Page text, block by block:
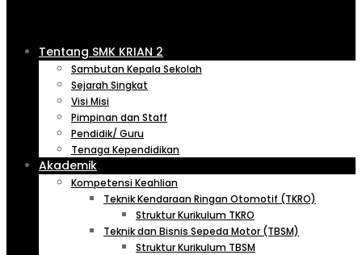
Tentang SMK KRIAN 2
Sambutan Kepala Sekolah
Sejarah Singkat
Visi Misi
Pimpinan dan Staff
Pendidik/ Guru
Tenaga Kependidikan
Akademik
Kompetensi Keahlian
Teknik Kendaraan Ringan Otomotif (TKRO)
Struktur Kurikulum TKRO
Teknik dan Bisnis Sepeda Motor (TBSM)
Struktur Kurikulum TBSM